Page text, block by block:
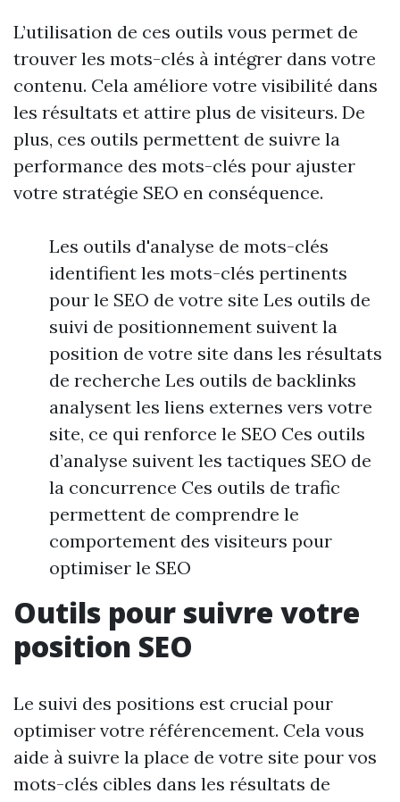
L’utilisation de ces outils vous permet de
trouver les mots-clés à intégrer dans votre
contenu. Cela améliore votre visibilité dans
les résultats et attire plus de visiteurs. De
plus, ces outils permettent de suivre la
performance des mots-clés pour ajuster
votre stratégie SEO en conséquence.
Les outils d'analyse de mots-clés
identifient les mots-clés pertinents
pour le SEO de votre site Les outils de
suivi de positionnement suivent la
position de votre site dans les résultats
de recherche Les outils de backlinks
analysent les liens externes vers votre
site, ce qui renforce le SEO Ces outils
d’analyse suivent les tactiques SEO de
la concurrence Ces outils de trafic
permettent de comprendre le
comportement des visiteurs pour
optimiser le SEO
Outils pour suivre votre
position SEO
Le suivi des positions est crucial pour
optimiser votre référencement. Cela vous
aide à suivre la place de votre site pour vos
mots-clés cibles dans les résultats de